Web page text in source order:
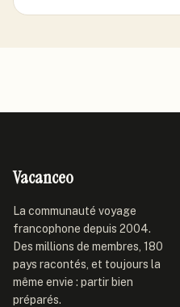
Vacanceo
La communauté voyage
francophone depuis 2004.
Des millions de membres, 180
pays racontés, et toujours la
même envie : partir bien
préparés.